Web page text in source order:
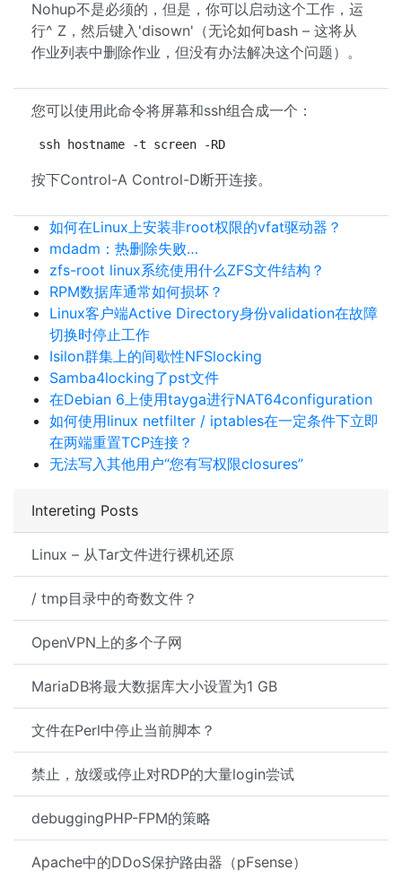
Intereting Posts
Linux – 从Tar文件进行裸机还原
/ tmp目录中的奇数文件？
OpenVPN上的多个子网
MariaDB将最大数据库大小设置为1 GB
文件在Perl中停止当前脚本？
禁止，放缓或停止对RDP的大量login尝试
debuggingPHP-FPM的策略
Apache中的DDoS保护路由器（pFsense）
Nohup不是必须的，但是，你可以启动这个工作，运
行^ Z，然后键入'disown'（无论如何bash – 这将从
作业列表中删除作业，但没有办法解决这个问题）。
您可以使用此命令将屏幕和ssh组合成一个：
ssh hostname -t screen -RD
按下Control-A Control-D断开连接。
如何在Linux上安装非root权限的vfat驱动器？
mdadm：热删除失败…
zfs-root linux系统使用什么ZFS文件结构？
RPM数据库通常如何损坏？
Linux客户端Active Directory身份validation在故障
切换时停止工作
Isilon群集上的间歇性NFSlocking
Samba4locking了pst文件
在Debian 6上使用tayga进行NAT64configuration
如何使用linux netfilter / iptables在一定条件下立即
在两端重置TCP连接？
无法写入其他用户“您有写权限closures”